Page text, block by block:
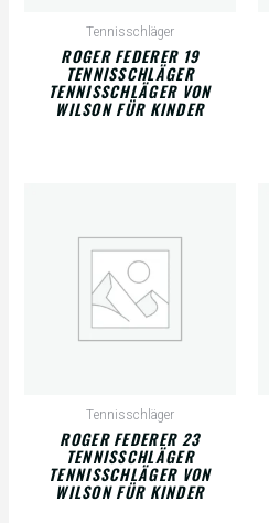
Tennisschläger
ROGER FEDERER 19
TENNISSCHLÄGER
TENNISSCHLÄGER VON
WILSON FÜR KINDER
Tennisschläger
ROGER FEDERER 23
TENNISSCHLÄGER
TENNISSCHLÄGER VON
WILSON FÜR KINDER